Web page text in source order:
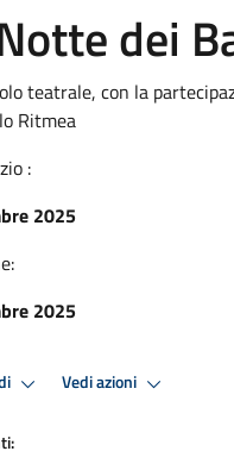
dei
teatrale, con la
Ritmea
:
2025
2025
Vedi azioni